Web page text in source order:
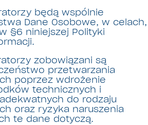
będą wspólnie
Dane Osobowe, w celach,
§6 niniejszej Polityki
zobowiązani są
przetwarzania
poprzez wdrożenie
technicznych i
do rodzaju
oraz ryzyka naruszenia
te dane dotyczą.